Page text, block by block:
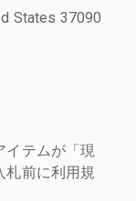
States 37090
イテムが「現
札前に利用規